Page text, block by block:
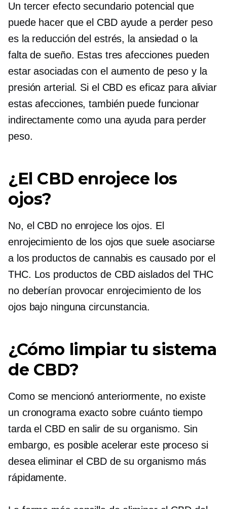
Un tercer efecto secundario potencial que
puede hacer que el CBD ayude a perder peso
es la reducción del estrés, la ansiedad o la
falta de sueño. Estas tres afecciones pueden
estar asociadas con el aumento de peso y la
presión arterial. Si el CBD es eficaz para aliviar
estas afecciones, también puede funcionar
indirectamente como una ayuda para perder
peso.
¿El CBD enrojece los
ojos?
No, el CBD no enrojece los ojos. El
enrojecimiento de los ojos que suele asociarse
a los productos de cannabis es causado por el
THC. Los productos de CBD aislados del THC
no deberían provocar enrojecimiento de los
ojos bajo ninguna circunstancia.
¿Cómo limpiar tu sistema
de CBD?
Como se mencionó anteriormente, no existe
un cronograma exacto sobre cuánto tiempo
tarda el CBD en salir de su organismo. Sin
embargo, es posible acelerar este proceso si
desea eliminar el CBD de su organismo más
rápidamente.